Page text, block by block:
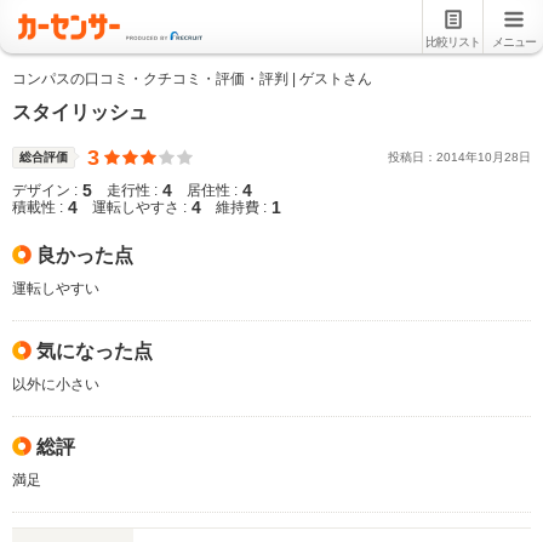
比較リスト メニュー
コンパスの口コミ・クチコミ・評価・評判 | ゲストさん
スタイリッシュ
総合評価 3 投稿日： 2014年10 月28日
デザイン : 5 走行性 : 4 居住性 : 4
積載性 : 4 運転しやすさ : 4 維持費 : 1
良かった点
運転しやすい
気になった点
以外に小さい
総評
満足